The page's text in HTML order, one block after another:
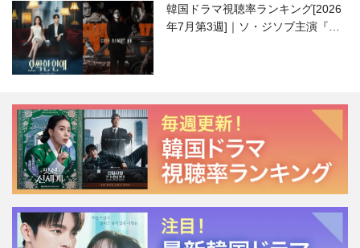
韓国ドラマ視聴率ランキング[2026
年7月第3週]｜ソ・ジソブ主演『エ